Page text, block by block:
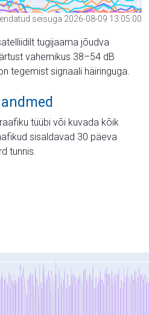
seisuga 2026-08-09 13:05:00
tugijaama jõudva
vahemikus 38–54 dB
tegemist signaali häiringuga.
tüübi või kuvada kõik
sisaldavad 30 päeva
tunnis.